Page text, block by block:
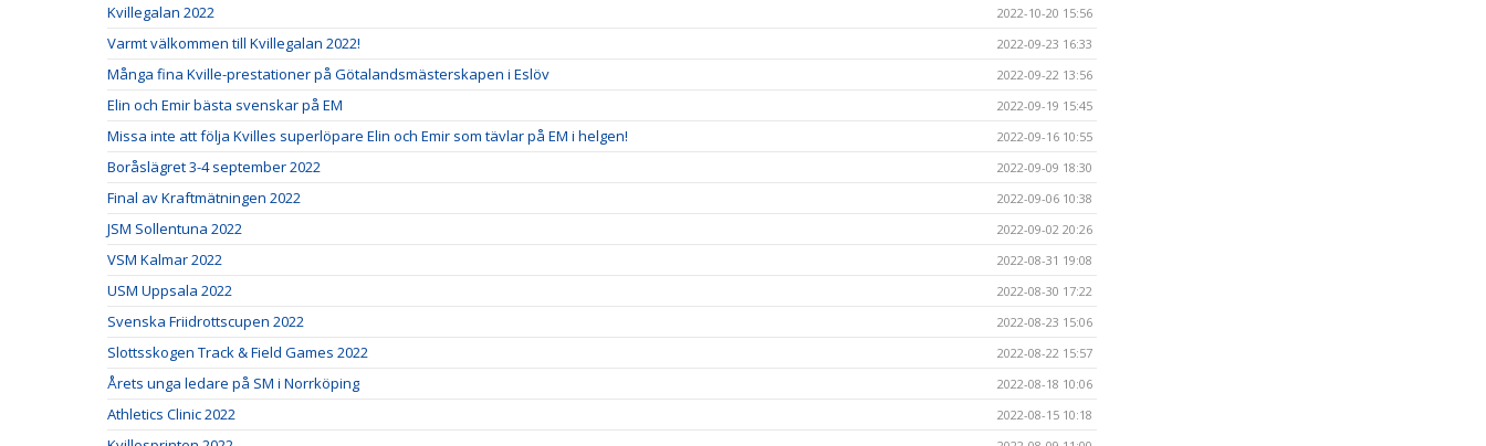
Kvillegalan 2022 2022-10-20 15:56
Varmt välkommen till Kvillegalan 2022! 2022-09-23 16:33
Många fina Kville-prestationer på Götalandsmästerskapen i Eslöv 2022-09-22 13:56
Elin och Emir bästa svenskar på EM 2022-09-19 15:45
Missa inte att följa Kvilles superlöpare Elin och Emir som tävlar på EM i helgen! 2022-09-16 10:55
Boråslägret 3-4 september 2022 2022-09-09 18:30
Final av Kraftmätningen 2022 2022-09-06 10:38
JSM Sollentuna 2022 2022-09-02 20:26
VSM Kalmar 2022 2022-08-31 19:08
USM Uppsala 2022 2022-08-30 17:22
Svenska Friidrottscupen 2022 2022-08-23 15:06
Slottsskogen Track & Field Games 2022 2022-08-22 15:57
Årets unga ledare på SM i Norrköping 2022-08-18 10:06
Athletics Clinic 2022 2022-08-15 10:18